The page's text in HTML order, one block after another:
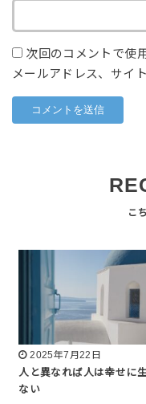
次回のコメントで使
メールアドレス、サイ
2025年7月22日
人と異なれば人は幸せに
ない